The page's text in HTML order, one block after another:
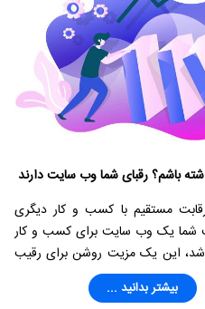
باشم؟ رقبای شما وب سایت دارند
مستقیم با کسب و کار دیگری
شما یک وب سایت برای کسب و کار
این یک مزیت روشن برای رقیب
می رود. یک وب سایت یک راه عالی
کسب و کار می باشد.
بیشتر بدانید ...